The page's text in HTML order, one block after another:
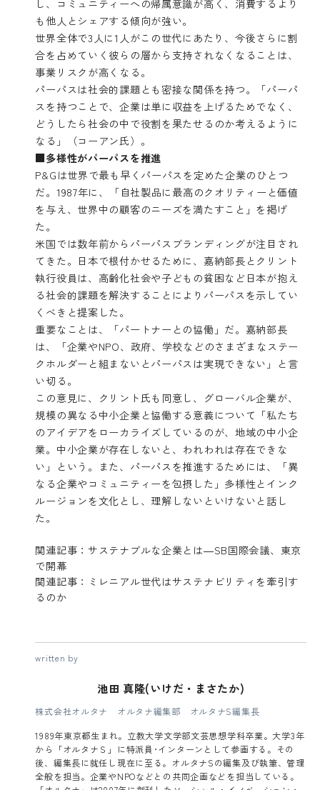
し、コミュニティーへの帰属意識が高く、消費するより
も他人とシェアする傾向が強い。
世界全体で3人に1人がこの世代にあたり、今後さらに割
合を占めていく彼らの層から支持されなくなることは、
事業リスクが高くなる。
パーパスは社会的課題とも密接な関係を持つ。「パーパ
スを持つことで、企業は単に収益を上げるためでなく、
どうしたら社会の中で役割を果たせるのか考えるように
なる」（コーアン氏）。
■多様性がパーパスを推進
P&Gは世界で最も早くパーパスを定めた企業のひとつ
だ。1987年に、「自社製品に最高のクオリティーと価値
を与え、世界中の顧客のニーズを満たすこと」を掲げ
た。
米国では数年前からパーパスブランディングが注目され
てきた。日本で根付かせるために、嘉納部長とクリント
執行役員は、高齢化社会や子どもの貧困など日本が抱え
る社会的課題を解決することによりパーパスを示してい
くべきと提案した。
重要なことは、「パートナーとの協働」だ。嘉納部長
は、「企業やNPO、政府、学校などのさまざまなステー
クホルダーと組まないとパーパスは実現できない」と言
い切る。
この意見に、クリント氏も同意し、グローバル企業が、
規模の異なる中小企業と協働する意義について「私たち
のアイデアをローカライズしているのが、地域の中小企
業。中小企業が存在しないと、われわれは存在できな
い」という。また、パーパスを推進するためには、「異
なる企業やコミュニティーを包摂した」多様性とインク
ルージョンを文化とし、理解しないといけないと話し
た。
関連記事：サステナブルな企業とは―SB国際会議、東京
で開幕
関連記事：ミレニアル世代はサステナビリティを牽引す
るのか
written by
池田 真隆(いけだ・まさたか)
株式会社オルタナ オルタナ編集部 オルタナS編集長
1989年東京都生まれ。立教大学文学部文芸思想学科卒業。大学3年
から「オルタナＳ」に特派員･インターンとして参画する。その
後、編集長に就任し現在に至る。オルタナSの編集及び執筆、管理
全般を担当。企業やNPOなどとの共同企画などを担当している。